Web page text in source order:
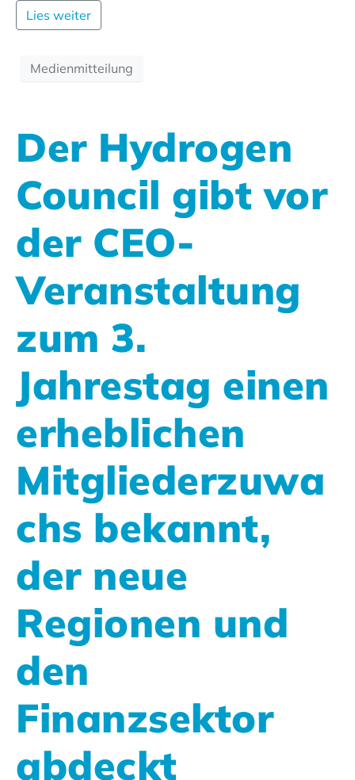
Lies weiter
Medienmitteilung
Der Hydrogen
Council gibt vor
der CEO-
Veranstaltung
zum 3.
Jahrestag einen
erheblichen
Mitgliederzuwa
chs bekannt,
der neue
Regionen und
den
Finanzsektor
abdeckt